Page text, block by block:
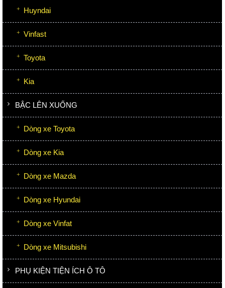
Huyndai
Vinfast
Toyota
Kia
BẬC LÊN XUỐNG
Dòng xe Toyota
Dòng xe Kia
Dòng xe Mazda
Dòng xe Hyundai
Dòng xe Vinfat
Dòng xe Mitsubishi
PHỤ KIỆN TIỆN ÍCH Ô TÔ